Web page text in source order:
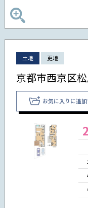
土地 更地
京都市西京区
お気に入りに追加